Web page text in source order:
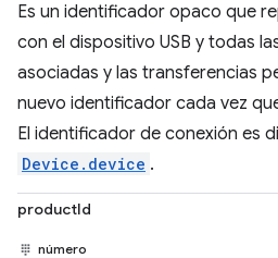
Es un identificador opaco que
con el dispositivo USB y todas
asociadas y las transferencias
nuevo identificador cada vez
El identificador de conexión es
Device.device .
productId
número